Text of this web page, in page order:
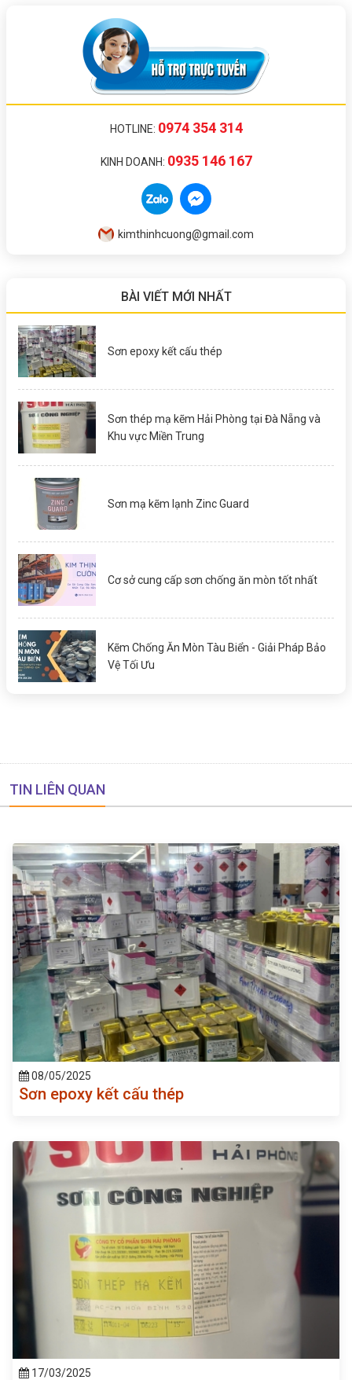
HOTLINE: 0974 354 314
KINH DOANH: 0935 146 167
kimthinhcuong@gmail.com
BÀI VIẾT MỚI NHẤT
Sơn epoxy kết cấu thép
Sơn thép mạ kẽm Hải Phòng tại Đà Nẵng và
Khu vực Miền Trung
Sơn mạ kẽm lạnh Zinc Guard
Cơ sở cung cấp sơn chống ăn mòn tốt nhất
Kẽm Chống Ăn Mòn Tàu Biển - Giải Pháp Bảo
Vệ Tối Ưu
TIN LIÊN QUAN
08/05/2025
Sơn epoxy kết cấu thép
17/03/2025